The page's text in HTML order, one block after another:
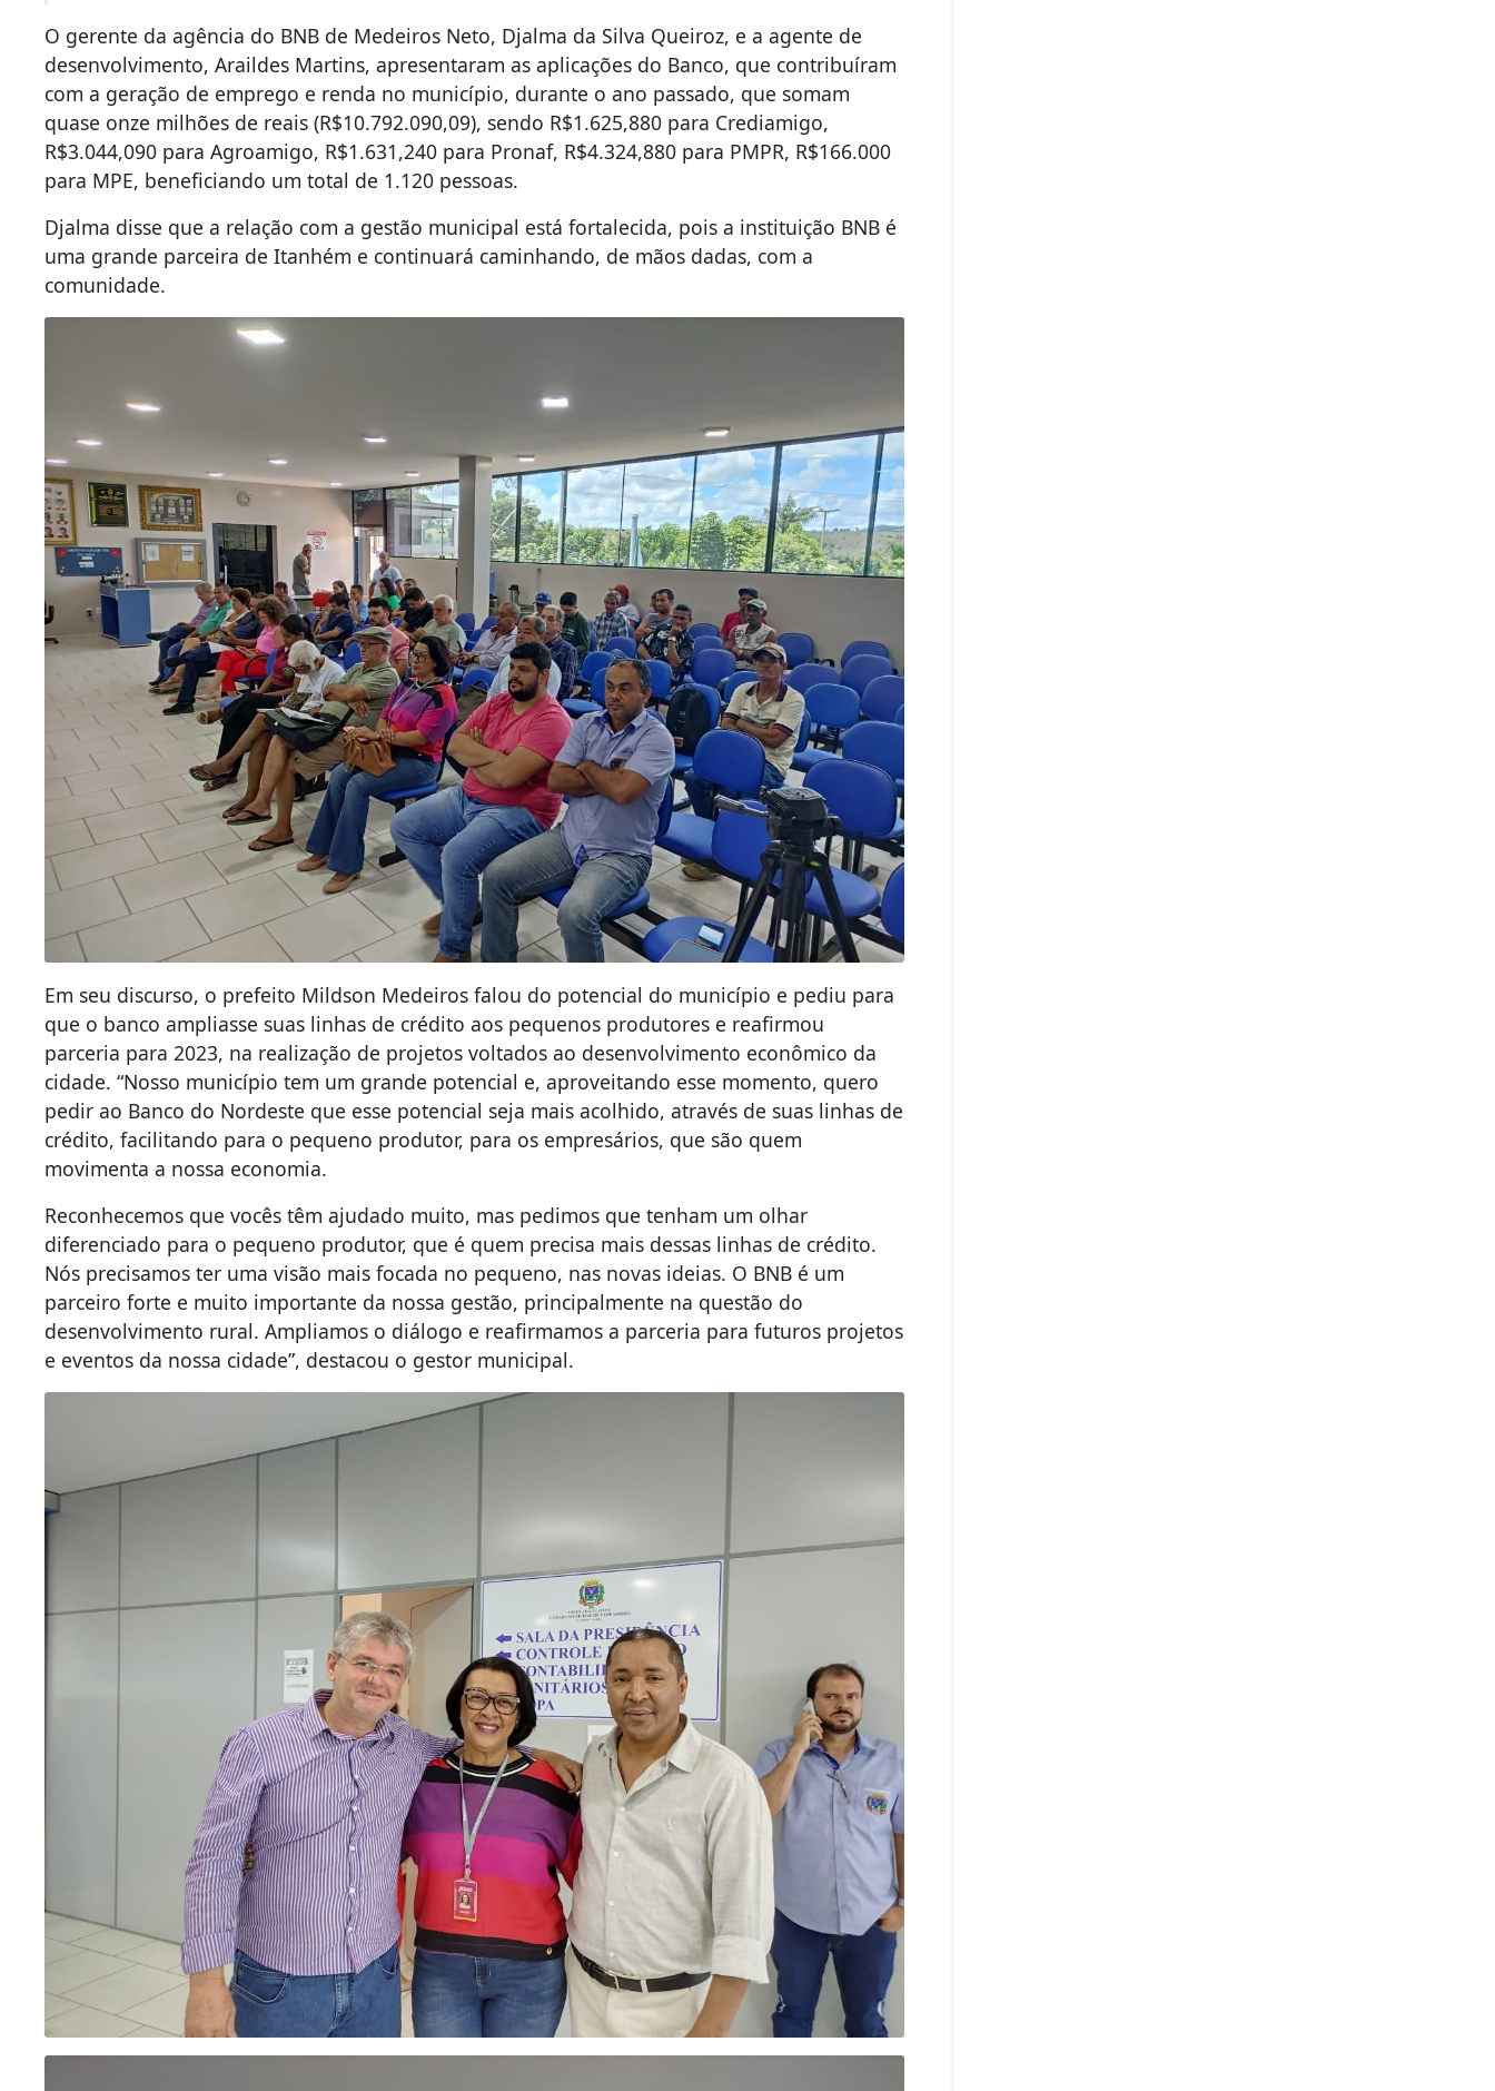
O gerente da agência do BNB de Medeiros Neto, Djalma da Silva Queiroz, e a agente de
desenvolvimento, Araildes Martins, apresentaram as aplicações do Banco, que contribuíram
com a geração de emprego e renda no município, durante o ano passado, que somam
quase onze milhões de reais (R$10.792.090,09), sendo R$1.625,880 para Crediamigo,
R$3.044,090 para Agroamigo, R$1.631,240 para Pronaf, R$4.324,880 para PMPR, R$166.000
para MPE, beneficiando um total de 1.120 pessoas.
Djalma disse que a relação com a gestão municipal está fortalecida, pois a instituição BNB é
uma grande parceira de Itanhém e continuará caminhando, de mãos dadas, com a
comunidade.
Em seu discurso, o prefeito Mildson Medeiros falou do potencial do município e pediu para
que o banco ampliasse suas linhas de crédito aos pequenos produtores e reafirmou
parceria para 2023, na realização de projetos voltados ao desenvolvimento econômico da
cidade. “Nosso município tem um grande potencial e, aproveitando esse momento, quero
pedir ao Banco do Nordeste que esse potencial seja mais acolhido, através de suas linhas de
crédito, facilitando para o pequeno produtor, para os empresários, que são quem
movimenta a nossa economia.
Reconhecemos que vocês têm ajudado muito, mas pedimos que tenham um olhar
diferenciado para o pequeno produtor, que é quem precisa mais dessas linhas de crédito.
Nós precisamos ter uma visão mais focada no pequeno, nas novas ideias. O BNB é um
parceiro forte e muito importante da nossa gestão, principalmente na questão do
desenvolvimento rural. Ampliamos o diálogo e reafirmamos a parceria para futuros projetos
e eventos da nossa cidade”, destacou o gestor municipal.